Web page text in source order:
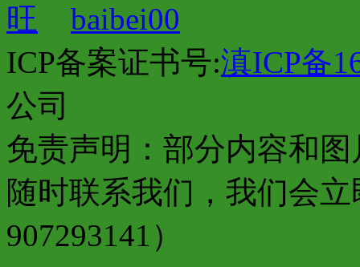
baibei00
ICP备案证书号:滇ICP备
公司
免责声明：部分内容和
随时联系我们，我们会
907293141）